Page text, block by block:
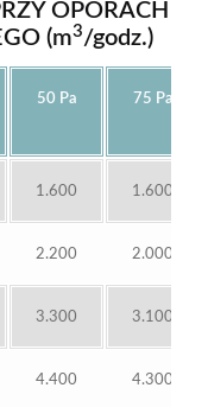
OPORACH
(m3/godz.)
50 Pa 75 Pa
1.600 1.600
2.200 2.000
3.300 3.100
4.400 4.300